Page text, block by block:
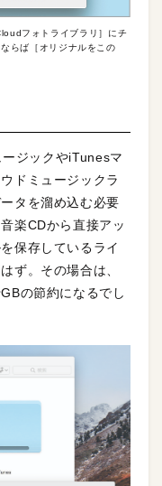
フォトライブラリ］にチ
らば［オリジナルをこの
ジックやiTunesマ
ドミュージックラ
タを溜め込む必要
楽CDから直接アッ
保存しているライ
ず。その場合は、
の節約になるでし